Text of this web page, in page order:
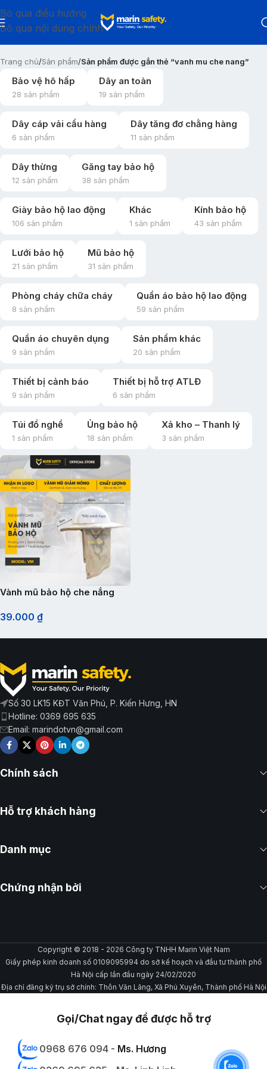
Bỏ qua điều hướng
Bỏ qua nội dung chính
Trang chủ/Sản phẩm/Sản phẩm được gắn thẻ “vanh mu che nang”
Bảo vệ hô hấp
28 sản phẩm
Dây an toàn
19 sản phẩm
Dây cáp vải cẩu hàng
6 sản phẩm
Dây tăng đơ chằng hàng
11 sản phẩm
Dây thừng
12 sản phẩm
Găng tay bảo hộ
38 sản phẩm
Giày bảo hộ lao động
106 sản phẩm
Khác
1 sản phẩm
Kính bảo hộ
43 sản phẩm
Lưới bảo hộ
21 sản phẩm
Mũ bảo hộ
31 sản phẩm
Phòng cháy chữa cháy
8 sản phẩm
Quần áo bảo hộ lao động
59 sản phẩm
Quần áo chuyên dụng
9 sản phẩm
Sản phẩm khác
20 sản phẩm
Thiết bị cảnh báo
9 sản phẩm
Thiết bị hỗ trợ ATLĐ
6 sản phẩm
Túi đồ nghề
1 sản phẩm
Ủng bảo hộ
18 sản phẩm
Xả kho – Thanh lý
3 sản phẩm
Vành mũ bảo hộ che nắng
39.000 ₫
Số 30 LK15 KĐT Văn Phú, P. Kiến Hưng, HN
Hotline: 0369 695 635
Email: marindotvn@gmail.com
Chính sách
Hỗ trợ khách hàng
Danh mục
Chứng nhận bởi
Copyright © 2018 - 2026 Công ty TNHH Marin Việt Nam
Giấy phép kinh doanh số 0109095994 do sở kế hoạch và đầu tư thành phố
Hà Nội cấp lần đầu ngày 24/02/2020
Địa chỉ đăng ký trụ sở chính: Thôn Văn Lãng, Xã Phú Xuyên, Thành phố Hà Nội
Gọi/Chat ngay để được hỗ trợ
0968 676 094 - Ms. Hương